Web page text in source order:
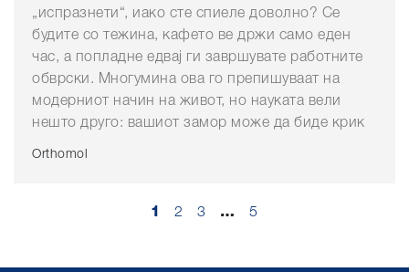
„испразнети“, иако сте спиеле доволно? Се
будите со тежина, кафето ве држи само еден
час, а попладне едвај ги завршувате работните
обврски. Многумина ова го препишуваат на
модерниот начин на живот, но науката вели
нешто друго: вашиот замор може да биде крик
Orthomol
1 2 3 … 5